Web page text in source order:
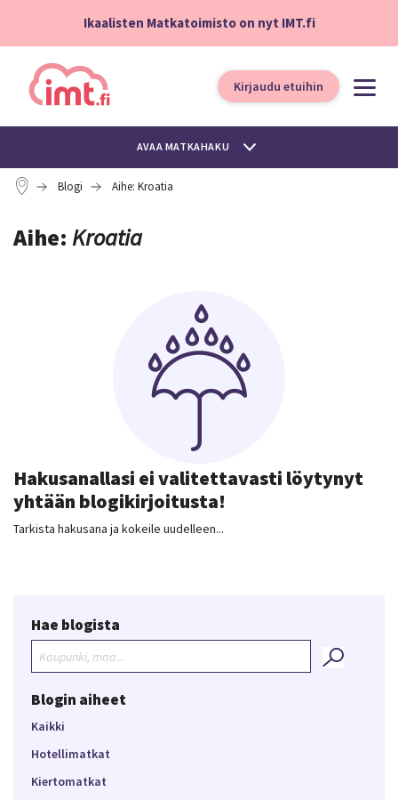
Ikaalisten Matkatoimisto on nyt IMT.fi
Kirjaudu etuihin
AVAA MATKAHAKU
Blogi Aihe: Kroatia
Aihe: Kroatia
Hakusanallasi ei valitettavasti löytynyt
yhtään blogikirjoitusta!
Tarkista hakusana ja kokeile uudelleen...
Hae blogista
Blogin aiheet
Kaikki
Hotellimatkat
Kiertomatkat